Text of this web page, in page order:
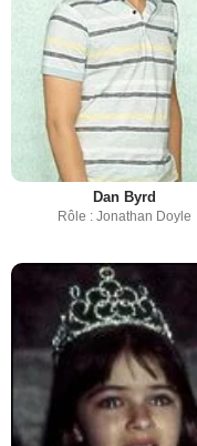
Dan Byrd
Rôle : Jonathan Doyle